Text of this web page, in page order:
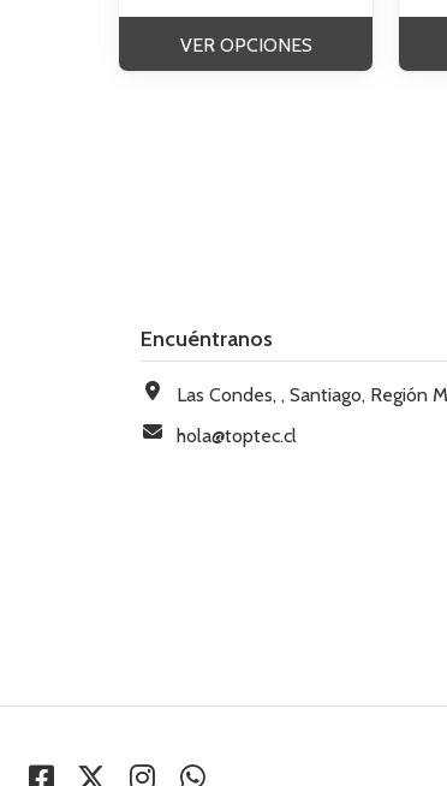
VER OPCIONES
Encuéntranos
Las Condes, , Santiago, Región
hola@toptec.cl